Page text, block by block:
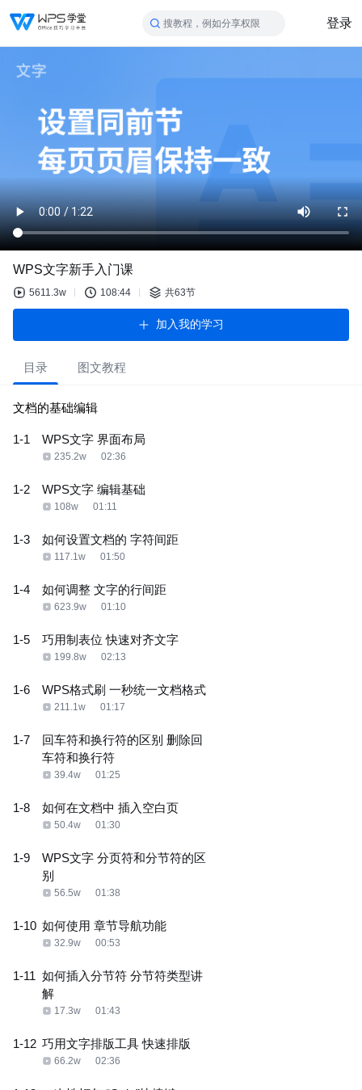
搜教程，例如分享权限 登录
WPS文字新手入门课
5611.3w 108:44 共63节
加入我的学习
目录 图文教程
文档的基础编辑
1-1 WPS文字 界面布局
235.2w 02:36
1-2 WPS文字 编辑基础
108w 01:11
1-3 如何设置文档的 字符间距
117.1w 01:50
1-4 如何调整 文字的行间距
623.9w 01:10
1-5 巧用制表位 快速对齐文字
199.8w 02:13
1-6 WPS格式刷 一秒统一文档格式
211.1w 01:17
1-7
回车符和换行符的区别 删除回
车符和换行符
39.4w 01:25
1-8 如何在文档中 插入空白页
50.4w 01:30
1-9
WPS文字 分页符和分节符的区
别
56.5w 01:38
1-10 如何使用 章节导航功能
32.9w 00:53
1-11 如何插入分节符 分节符类型讲
解
17.3w 01:43
1-12 巧用文字排版工具 快速排版
66.2w 02:36